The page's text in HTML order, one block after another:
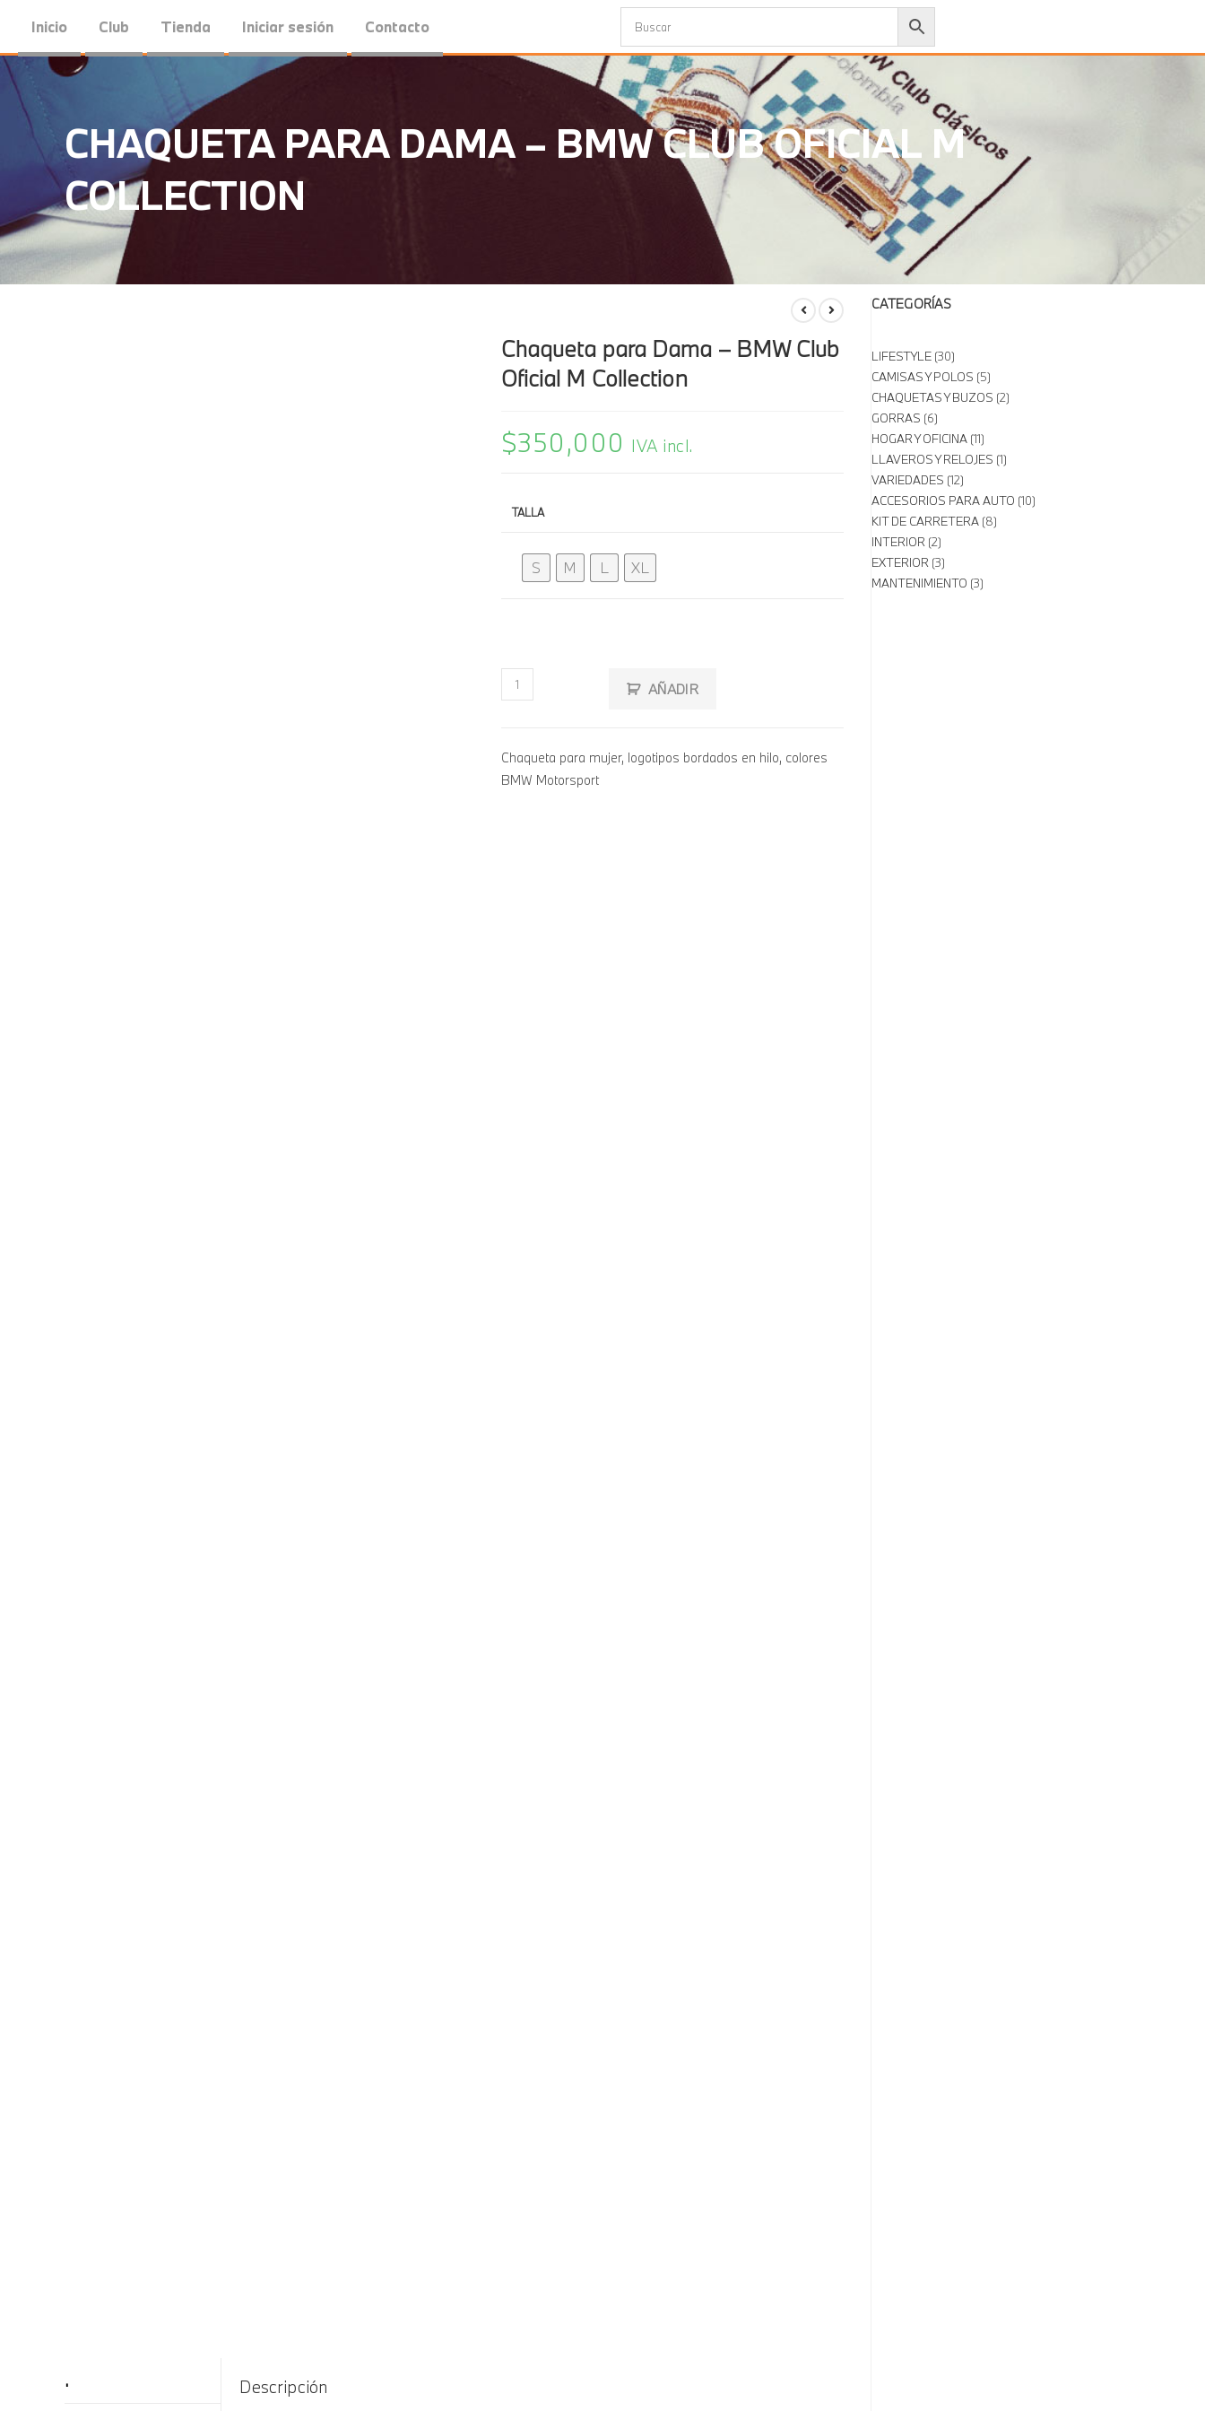
Inicio Club Tienda Iniciar sesión Contacto
CHAQUETA PARA DAMA – BMW CLUB OFICIAL M
COLLECTION
Chaqueta para Dama – BMW Club
Oficial M Collection
$350,000 IVA incl.
TALLA
S M L XL
AÑADIR
Chaqueta para mujer, logotipos bordados en hilo, colores
BMW Motorsport
. Descripción
CATEGORÍAS
LIFESTYLE 30
CAMISAS Y POLOS 5
CHAQUETAS Y BUZOS 2
GORRAS 6
HOGAR Y OFICINA 11
LLAVEROS Y RELOJES 1
VARIEDADES 12
ACCESORIOS PARA AUTO 10
KIT DE CARRETERA 8
INTERIOR 2
EXTERIOR 3
MANTENIMIENTO 3